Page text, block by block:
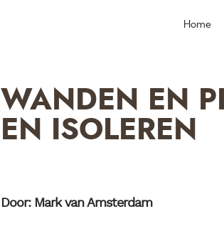
Home
WANDEN EN
EN ISOLEREN
Door: Mark van Amsterdam